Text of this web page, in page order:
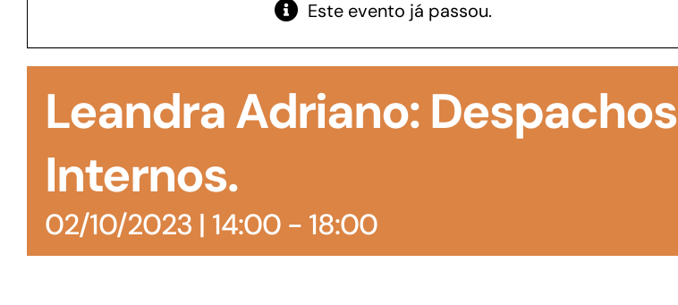
manutenção de estoques e despesas operacionais
realizar obras, dentre outros serviços
Este evento já passou.
Leandra Adriano: Despachos
Internos.
02/10/2023 | 14:00- 18:00